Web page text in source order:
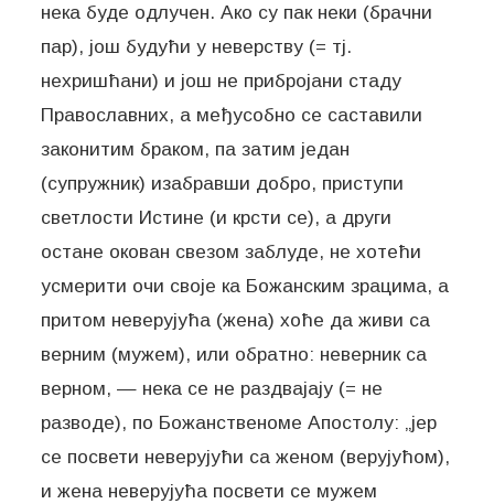
нека буде одлучен. Ако су пак неки (брачни
пар), још будући у неверству (= тј.
нехришћани) и још не прибројани стаду
Православних, а међусобно се саставили
законитим браком, па затим један
(супружник) изабравши добро, приступи
светлости Истине (и крсти се), а други
остане окован свезом заблуде, не хотећи
усмерити очи своје ка Божанским зрацима, а
притом неверујућа (жена) хоће да живи са
верним (мужем), или обратно: неверник са
верном, — нека се не раздвајају (= не
разводе), по Божанственоме Апостолу: „јер
се посвети неверујући са женом (верујућом),
и жена неверујућа посвети се мужем